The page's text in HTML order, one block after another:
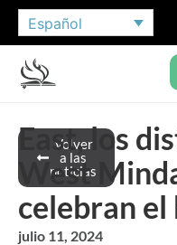
Español
Volver
a las
noticias
East, los
West
celebran
julio 11, 2024